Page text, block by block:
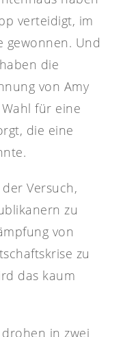
verteidigt, im
gewonnen. Und
die
von Amy
für eine
die eine
Versuch,
zu
von
zu
das kaum
in zwei